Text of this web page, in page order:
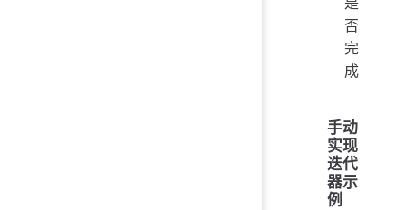
否
完
成
手动
实现
迭代
器示
例